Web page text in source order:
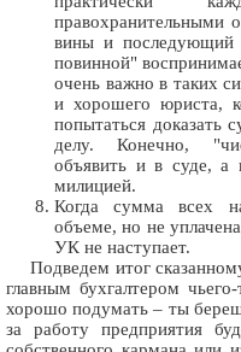
правохранительными
вины и последующий
повинной"
очень важно в таких
и хорошего юриста,
попытаться доказать
делу. Конечно,
объявить и в суде, а
милицией.
Когда сумма всех
объеме, но не
УК не наступает.
Подведем итог
главным бухгалтером
хорошо подумать – ты
за работу предприятия